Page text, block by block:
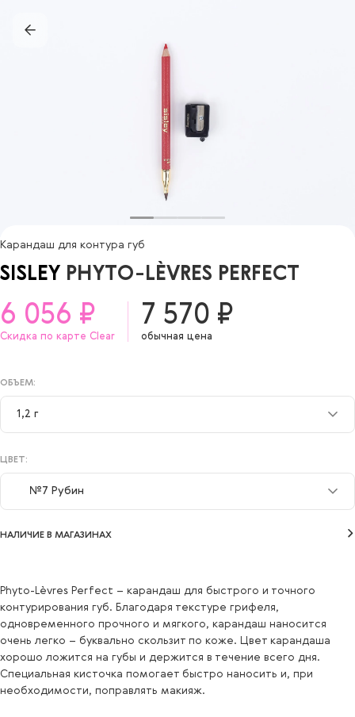
Карандаш для контура губ
SISLEY PHYTO-LÈVRES PERFECT
ОБЪЕМ:
1,2 г
1,2 г
ЦВЕТ:
№7 Рубин
№7 Рубин
№5 Бургунди
№4 Розовый персик
№6 Шоколад
№2 Бежевый
№1 Натуральный
6 056 ₽
Скидка по карте Clear
7 570 ₽
обычная цена
НАЛИЧИЕ В МАГАЗИНАХ
Phyto-Lèvres Perfect – карандаш для быстрого и точного
контурирования губ. Благодаря текстуре грифеля,
одновременного прочного и мягкого, карандаш наносится
очень легко – буквально скользит по коже. Цвет карандаша
хорошо ложится на губы и держится в течение всего дня.
Специальная кисточка помогает быстро наносить и, при
необходимости, поправлять макияж.